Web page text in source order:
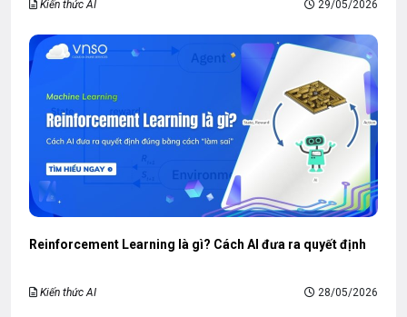
Kiến thức AI 29/05/2026
Reinforcement Learning là gì? Cách AI đưa ra quyết định
Kiến thức AI 28/05/2026